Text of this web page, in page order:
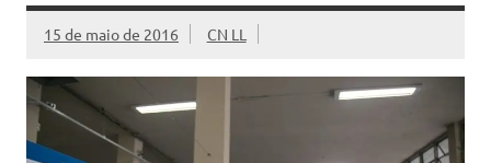
15 de maio de 2016 CN LL